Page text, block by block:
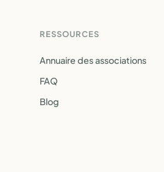
RESSOURCES
Annuaire des associations
FAQ
Blog